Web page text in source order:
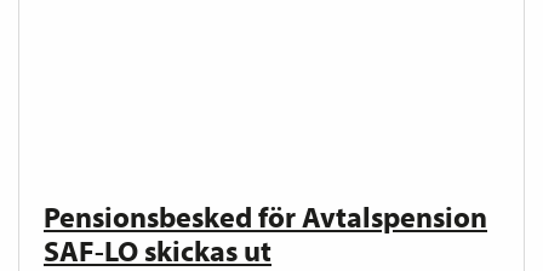
Pensions­besked för Avtals­pension
SAF-LO skickas ut